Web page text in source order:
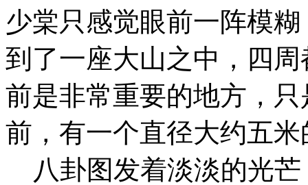
少棠只感觉眼前一阵模
到了一座大山之中，四
前是非常重要的地方，
前，有一个直径大约五
八卦图发着淡淡的光芒